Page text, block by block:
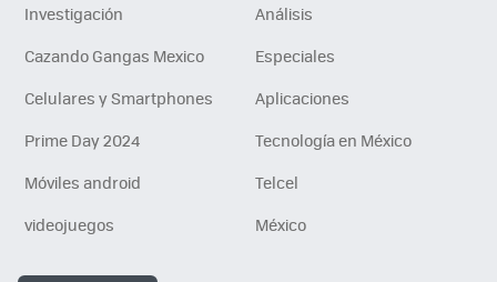
Investigación
Análisis
Cazando Gangas Mexico
Especiales
Celulares y Smartphones
Aplicaciones
Prime Day 2024
Tecnología en México
Móviles android
Telcel
videojuegos
México